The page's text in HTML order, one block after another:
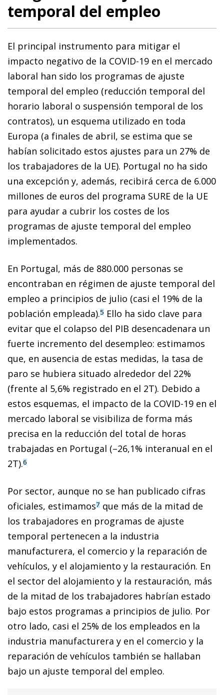
temporal del empleo
El principal instrumento para mitigar el
impacto negativo de la COVID-19 en el mercado
laboral han sido los programas de ajuste
temporal del empleo (reducción temporal del
horario laboral o suspensión temporal de los
contratos), un esquema utilizado en toda
Europa (a finales de abril, se estima que se
habían solicitado estos ajustes para un 27% de
los trabajadores de la UE). Portugal no ha sido
una excepción y, además, recibirá cerca de 6.000
millones de euros del programa SURE de la UE
para ayudar a cubrir los costes de los
programas de ajuste temporal del empleo
implementados.
En Portugal, más de 880.000 personas se
encontraban en régimen de ajuste temporal del
empleo a principios de julio (casi el 19% de la
población empleada).5 Ello ha sido clave para
evitar que el colapso del PIB desencadenara un
fuerte incremento del desempleo: estimamos
que, en ausencia de estas medidas, la tasa de
paro se hubiera situado alrededor del 22%
(frente al 5,6% registrado en el 2T). Debido a
estos esquemas, el impacto de la COVID-19 en el
mercado laboral se visibiliza de forma más
precisa en la reducción del total de horas
trabajadas en Portugal (–26,1% interanual en el
2T).6
Por sector, aunque no se han publicado cifras
oficiales, estimamos7 que más de la mitad de
los trabajadores en programas de ajuste
temporal pertenecen a la industria
manufacturera, el comercio y la reparación de
vehículos, y el alojamiento y la restauración. En
el sector del alojamiento y la restauración, más
de la mitad de los trabajadores ha­­brían estado
bajo estos programas a principios de julio. Por
otro lado, casi el 25% de los empleados en la
industria manufacturera y en el comercio y la
reparación de vehículos también se hallaban
bajo un ajuste temporal del empleo.